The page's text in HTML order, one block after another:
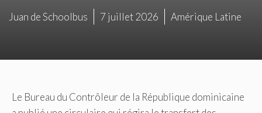
Juan de Schoolbus 7 juillet 2026 Amérique Latine
Le Bureau du Contrôleur de la République dominicaine